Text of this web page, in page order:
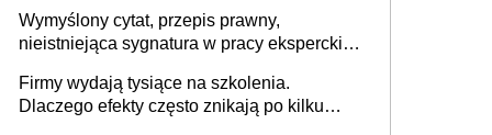
Wymyślony cytat, przepis prawny,
nieistniejąca sygnatura w pracy eksperckiej -
firmie
Firmy wydają tysiące na szkolenia.
Dlaczego efekty często znikają po kilku